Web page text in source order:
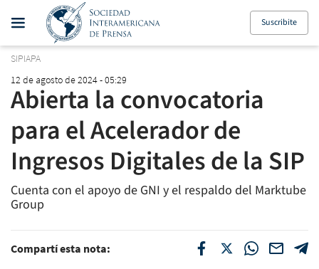
Suscribite
SIPIAPA
12 de agosto de 2024 - 05:29
Abierta la convocatoria
para el Acelerador de
Ingresos Digitales de la SIP
Cuenta con el apoyo de GNI y el respaldo del Marktube
Group
Compartí esta nota: